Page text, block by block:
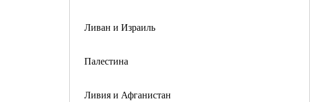
Ливан и Израиль
Палестина
Ливия и Афганистан